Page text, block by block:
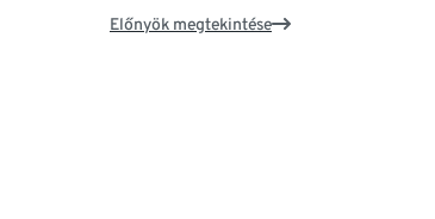
Előnyök megtekintése